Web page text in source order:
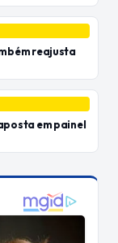
reajusta
em painel